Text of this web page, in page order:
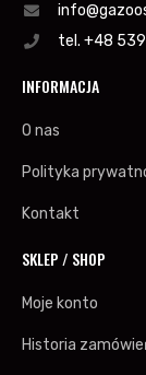
tel. +48
INFORMACJA
O nas
Polityka
Kontakt
SKLEP / SHOP
Moje konto
Historia